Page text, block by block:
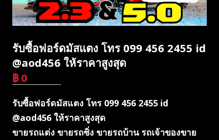
รับซื้อฟอร์ดมัสแตง โทร 099 456 2455 id
@aod456 ให้ราคาสูงสุด
฿ 0
รับซื้อฟอร์ดมัสแตง โทร 099 456 2455 id
@aod456 ให้ราคาสูงสุด
ขายรถแต่ง ขายรถซิ่ง ขายรถบ้าน รถเจ้าของขาย